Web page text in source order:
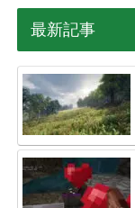
最新記事